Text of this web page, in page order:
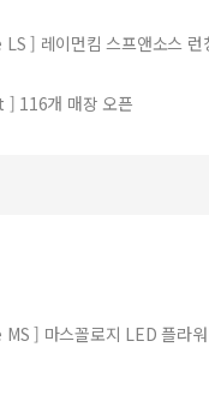
] 레이먼킴 스프앤소스 런
116개 매장 오픈
] 마스꼴로지 LED 플라워